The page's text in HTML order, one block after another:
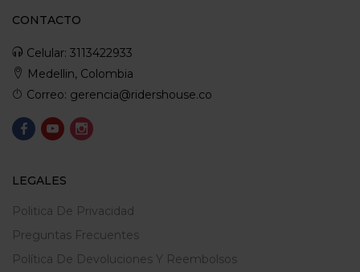
CONTACTO
Celular: 3113422933
Medellin, Colombia
Correo: gerencia@ridershouse.co
LEGALES
Politica De Privacidad
Preguntas Frecuentes
Política De Devoluciones Y Reembolsos